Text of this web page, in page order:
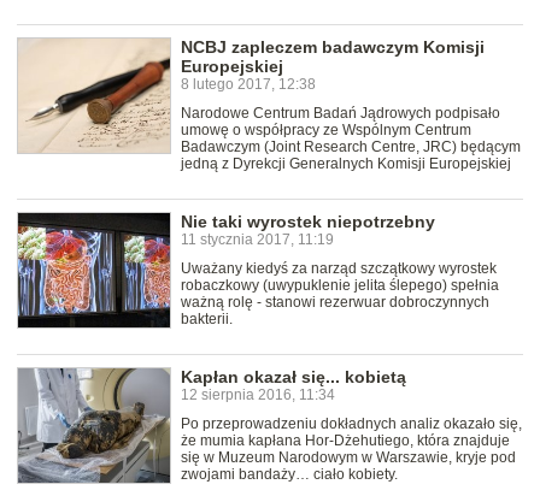
NCBJ zapleczem badawczym Komisji
Europejskiej
8 lutego 2017, 12:38
Narodowe Centrum Badań Jądrowych podpisało
umowę o współpracy ze Wspólnym Centrum
Badawczym (Joint Research Centre, JRC) będącym
jedną z Dyrekcji Generalnych Komisji Europejskiej
Nie taki wyrostek niepotrzebny
11 stycznia 2017, 11:19
Uważany kiedyś za narząd szczątkowy wyrostek
robaczkowy (uwypuklenie jelita ślepego) spełnia
ważną rolę - stanowi rezerwuar dobroczynnych
bakterii.
Kapłan okazał się... kobietą
12 sierpnia 2016, 11:34
Po przeprowadzeniu dokładnych analiz okazało się,
że mumia kapłana Hor-Dżehutiego, która znajduje
się w Muzeum Narodowym w Warszawie, kryje pod
zwojami bandaży… ciało kobiety.